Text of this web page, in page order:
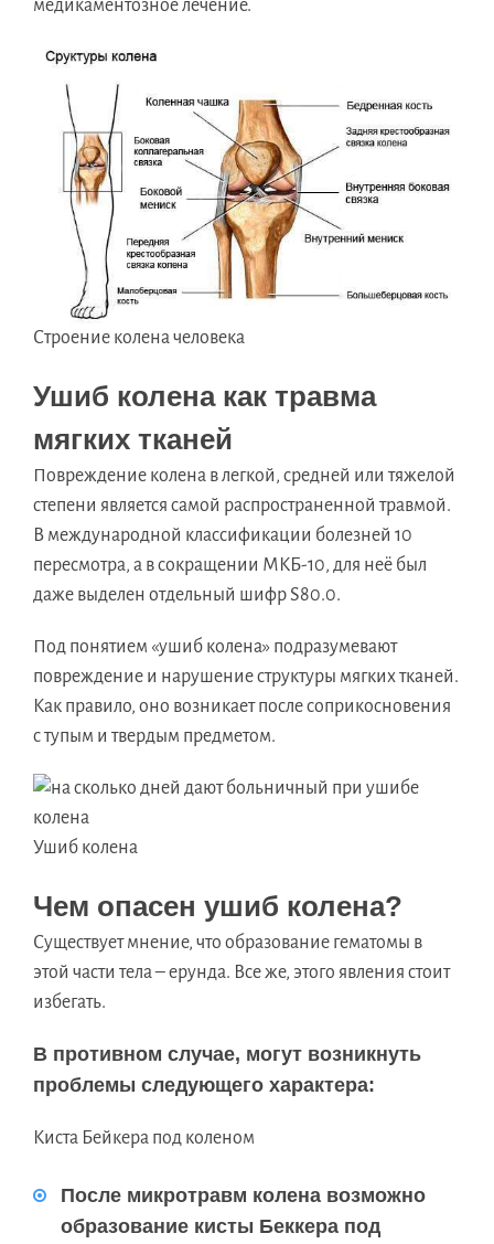
медикаментозное лечение.
Строение колена человека
Ушиб колена как травма
мягких тканей
Повреждение колена в легкой, средней или тяжелой
степени является самой распространенной травмой.
В международной классификации болезней 10
пересмотра, а в сокращении МКБ-10, для неё был
даже выделен отдельный шифр S80.0.
Под понятием «ушиб колена» подразумевают
повреждение и нарушение структуры мягких тканей.
Как правило, оно возникает после соприкосновения
с тупым и твердым предметом.
Ушиб колена
Чем опасен ушиб колена?
Существует мнение, что образование гематомы в
этой части тела – ерунда. Все же, этого явления стоит
избегать.
В противном случае, могут возникнуть
проблемы следующего характера:
Киста Бейкера под коленом
После микротравм колена возможно
образование кисты Беккера под